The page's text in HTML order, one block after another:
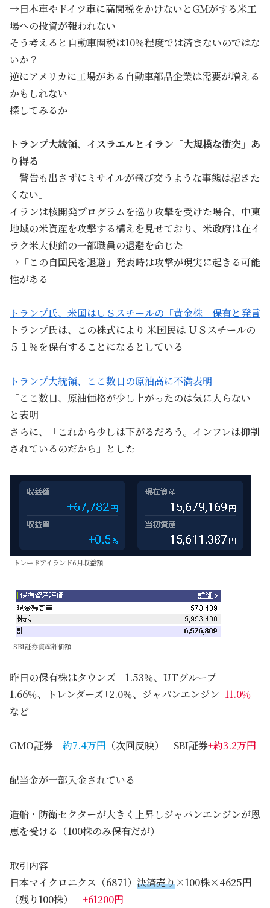
→日本車やドイツ車に高関税をかけないとGMがする米工
場への投資が報われない
そう考えると自動車関税は10％程度では済まないのではな
いか？
逆にアメリカに工場がある自動車部品企業は需要が増える
かもしれない
探してみるか
トランプ大統領、イスラエルとイラン「大規模な衝突」あ
り得る
「警告も出さずにミサイルが飛び交うような事態は招きた
くない」
イランは核開発プログラムを巡り攻撃を受けた場合、中東
地域の米資産を攻撃する構えを見せており、米政府は在イ
ラク米大使館の一部職員の退避を命じた
→「この自国民を退避」発表時は攻撃が現実に起きる可能
性がある
トランプ氏、米国はＵＳスチールの「黄金株」保有と発言
トランプ氏は、この株式により 米国民は ＵＳスチールの
５１％を保有することになるとしている
トランプ大統領、ここ数日の原油高に不満表明
「ここ数日、原油価格が少し上がったのは気に入らない」
と表明
さらに、「これから少しは下がるだろう。インフレは抑制
されているのだから」とした
トレードアイランド6月収益額
SBI証券資産評価額
昨日の保有株はタウンズ－1.53％、UTグループ－
1.66％、トレンダーズ+2.0％、ジャパンエンジン+11.0％
など
GMO証券－約7.4万円 （次回反映） SBI証券+約3.2万円
配当金が一部入金されている
造船・防衛セクターが大きく上昇しジャパンエンジンが恩
恵を受ける（100株のみ保有だが）
取引内容
日本マイクロニクス（6871） 決済売り×100株×4625円
（残り100株） +61200円